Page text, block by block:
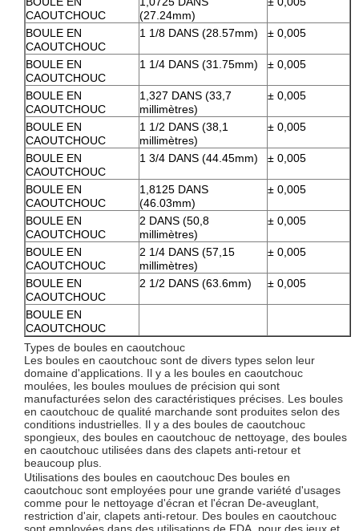
CAOUTCHOUC
(27.24mm)
BOULE EN
CAOUTCHOUC
1 1/8 DANS (28.57mm) ± 0,005
BOULE EN
CAOUTCHOUC
1 1/4 DANS (31.75mm) ± 0,005
BOULE EN
CAOUTCHOUC
1,327 DANS (33,7
millimètres)
± 0,005
BOULE EN
CAOUTCHOUC
1 1/2 DANS (38,1
millimètres)
± 0,005
BOULE EN
CAOUTCHOUC
1 3/4 DANS (44.45mm) ± 0,005
BOULE EN
CAOUTCHOUC
1,8125 DANS
(46.03mm)
± 0,005
BOULE EN
CAOUTCHOUC
2 DANS (50,8
millimètres)
± 0,005
BOULE EN
CAOUTCHOUC
2 1/4 DANS (57,15
millimètres)
± 0,005
BOULE EN
CAOUTCHOUC
2 1/2 DANS (63.6mm) ± 0,005
BOULE EN
CAOUTCHOUC
Types de boules en caoutchouc
Les boules en caoutchouc sont de divers types selon leur
domaine d'applications. Il y a les boules en caoutchouc
moulées, les boules moulues de précision qui sont
manufacturées selon des caractéristiques précises. Les boules
en caoutchouc de qualité marchande sont produites selon des
conditions industrielles. Il y a des boules de caoutchouc
spongieux, des boules en caoutchouc de nettoyage, des boules
en caoutchouc utilisées dans des clapets anti-retour et
beaucoup plus.
Utilisations des boules en caoutchouc Des boules en
caoutchouc sont employées pour une grande variété d'usages
comme pour le nettoyage d'écran et l'écran De-aveuglant,
restriction d'air, clapets anti-retour. Des boules en caoutchouc